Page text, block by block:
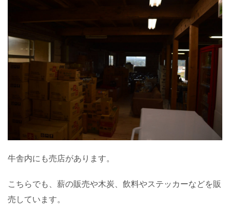
牛舎内にも売店があります。
こちらでも、薪の販売や木炭、飲料やステッカーなどを販
売しています。